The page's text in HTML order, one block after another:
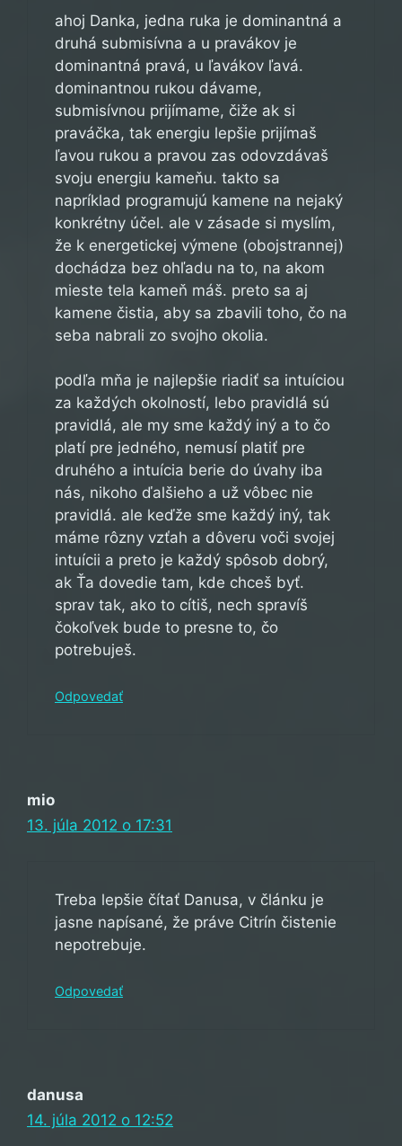
ahoj Danka, jedna ruka je dominantná a
druhá submisívna a u pravákov je
dominantná pravá, u ľavákov ľavá.
dominantnou rukou dávame,
submisívnou prijímame, čiže ak si
praváčka, tak energiu lepšie prijímaš
ľavou rukou a pravou zas odovzdávaš
svoju energiu kameňu. takto sa
napríklad programujú kamene na nejaký
konkrétny účel. ale v zásade si myslím,
že k energetickej výmene (obojstrannej)
dochádza bez ohľadu na to, na akom
mieste tela kameň máš. preto sa aj
kamene čistia, aby sa zbavili toho, čo na
seba nabrali zo svojho okolia.
podľa mňa je najlepšie riadiť sa intuíciou
za každých okolností, lebo pravidlá sú
pravidlá, ale my sme každý iný a to čo
platí pre jedného, nemusí platiť pre
druhého a intuícia berie do úvahy iba
nás, nikoho ďalšieho a už vôbec nie
pravidlá. ale keďže sme každý iný, tak
máme rôzny vzťah a dôveru voči svojej
intuícii a preto je každý spôsob dobrý,
ak Ťa dovedie tam, kde chceš byť.
sprav tak, ako to cítiš, nech spravíš
čokoľvek bude to presne to, čo
potrebuješ.
Odpovedať
mio
13. júla 2012 o 17:31
Treba lepšie čítať Danusa, v článku je
jasne napísané, že práve Citrín čistenie
nepotrebuje.
Odpovedať
danusa
14. júla 2012 o 12:52